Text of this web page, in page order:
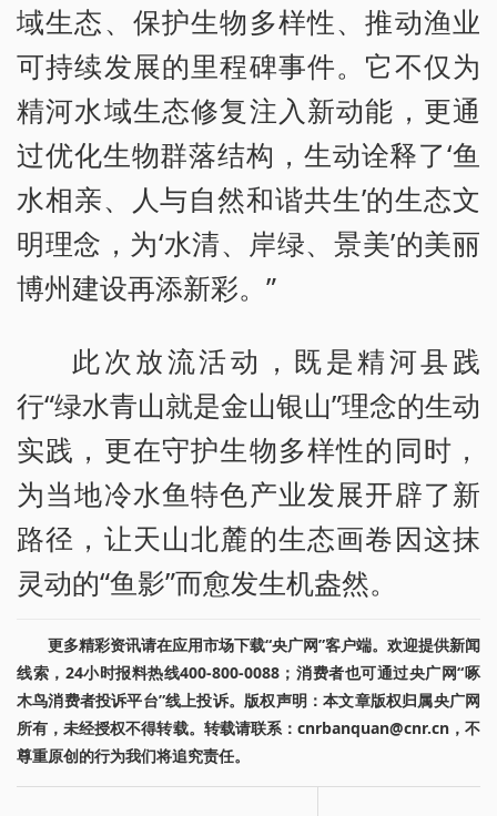
域生态、保护生物多样性、推动渔业
可持续发展的里程碑事件。它不仅为
精河水域生态修复注入新动能，更通
过优化生物群落结构，生动诠释了‘鱼
水相亲、人与自然和谐共生’的生态文
明理念，为‘水清、岸绿、景美’的美丽
博州建设再添新彩。”
此次放流活动，既是精河县践
行“绿水青山就是金山银山”理念的生动
实践，更在守护生物多样性的同时，
为当地冷水鱼特色产业发展开辟了新
路径，让天山北麓的生态画卷因这抹
灵动的“鱼影”而愈发生机盎然。
更多精彩资讯请在应用市场下载“央广网”客户端。欢迎提供新闻
线索，24小时报料热线400-800-0088；消费者也可通过央广网“啄
木鸟消费者投诉平台”线上投诉。版权声明：本文章版权归属央广网
所有，未经授权不得转载。转载请联系：cnrbanquan@cnr.cn，不
尊重原创的行为我们将追究责任。